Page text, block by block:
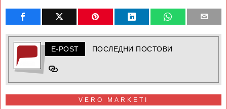
E-POST ПОСЛЕДНИ ПОСТОВИ
VERO MARKETI